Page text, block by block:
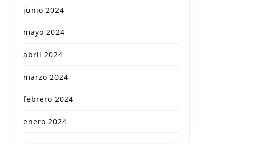
junio 2024
mayo 2024
abril 2024
marzo 2024
febrero 2024
enero 2024